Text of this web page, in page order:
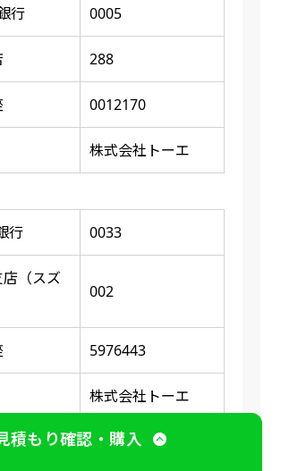
行 0005
288
0012170
株式会社トーエ
行 0033
（スズ
002
5976443
株式会社トーエ
確認後に商品の印刷又は発送
積もり確認・購入